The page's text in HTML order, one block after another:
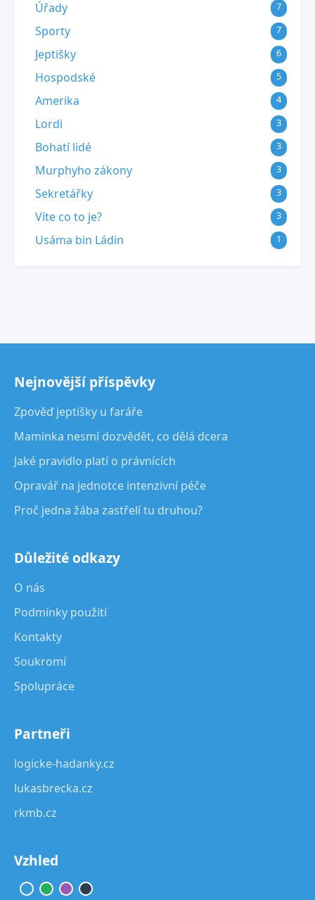
Úřady 7
Sporty 7
Jeptišky 6
Hospodské 5
Amerika 4
Lordi 3
Bohatí lidé 3
Murphyho zákony 3
Sekretářky 3
Víte co to je? 3
Usáma bin Ládin 1
Nejnovější příspěvky
Zpověď jeptišky u faráře
Maminka nesmí dozvědět, co dělá dcera
Jaké pravidlo platí o právnících
Opravář na jednotce intenzivní péče
Proč jedna žába zastřelí tu druhou?
Důležité odkazy
O nás
Podmínky použití
Kontakty
Soukromí
Spolupráce
Partneři
logicke-hadanky.cz
lukasbrecka.cz
rkmb.cz
Vzhled